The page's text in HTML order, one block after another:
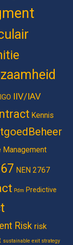
IGO IIV/IAV
Kennis
Management
NEN 2767
Pdm Predictive
Risk risk
sustainable exit strategy